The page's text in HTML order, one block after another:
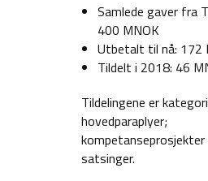
Samlede gaver fra
400 MNOK
Utbetalt til nå: 172
Tildelt i 2018: 46
Tildelingene er
hovedparaplyer;
satsinger.